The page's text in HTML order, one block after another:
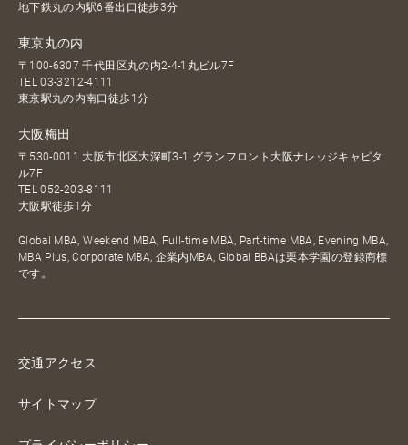
地下鉄丸の内駅6番出口徒歩3分
東京丸の内
〒100-6307 千代田区丸の内2-4-1丸ビル7F
TEL03-3212-4111
東京駅丸の内南口徒歩1分
大阪梅田
〒530-0011 大阪市北区大深町3-1 グランフロント大阪ナレッジキャピタ
ル7F
TEL052-203-8111
大阪駅徒歩1分
Global MBA, Weekend MBA, Full-time MBA, Part-time MBA, Evening MBA,
MBA Plus, Corporate MBA, 企業内MBA, Global BBAは栗本学園の登録商標
です。
交通アクセス
サイトマップ